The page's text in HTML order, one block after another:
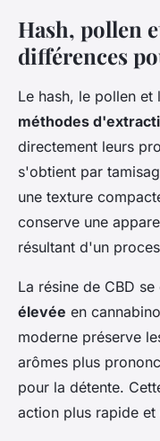
Hash, pollen
différences
Le hash, le pollen et
méthodes
directement leurs
s'obtient par
une texture
conserve une
résultant d'un
La résine de CBD
élevée en
moderne préserve
arômes plus
pour la détente.
action plus rapide